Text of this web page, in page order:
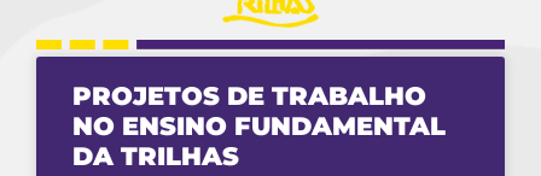
PROJETOS DE TRABALHO
NO ENSINO FUNDAMENTAL
DA TRILHAS